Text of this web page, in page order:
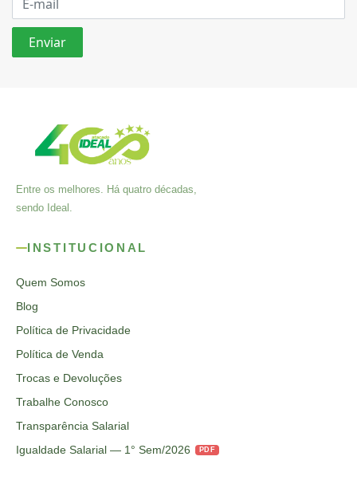
Entre os melhores. Há quatro décadas,
sendo Ideal.
INSTITUCIONAL
Quem Somos
Blog
Política de Privacidade
Política de Venda
Trocas e Devoluções
Trabalhe Conosco
Transparência Salarial
Igualdade Salarial — 1° Sem/2026
PDF